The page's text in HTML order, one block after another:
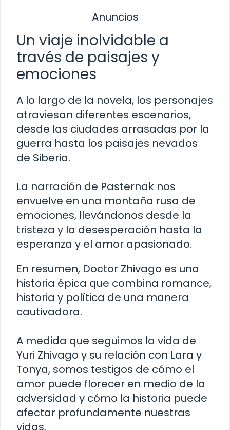
Anuncios
Un viaje inolvidable a
través de paisajes y
emociones
A lo largo de la novela, los personajes
atraviesan diferentes escenarios,
desde las ciudades arrasadas por la
guerra hasta los paisajes nevados
de Siberia.
La narración de Pasternak nos
envuelve en una montaña rusa de
emociones, llevándonos desde la
tristeza y la desesperación hasta la
esperanza y el amor apasionado.
En resumen, Doctor Zhivago es una
historia épica que combina romance,
historia y política de una manera
cautivadora.
A medida que seguimos la vida de
Yuri Zhivago y su relación con Lara y
Tonya, somos testigos de cómo el
amor puede florecer en medio de la
adversidad y cómo la historia puede
afectar profundamente nuestras
vidas.